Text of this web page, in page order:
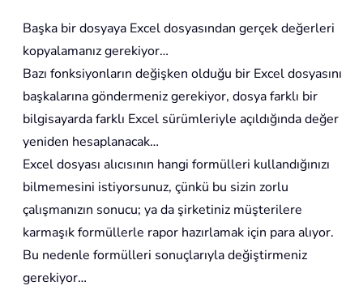
Başka bir dosyaya Excel dosyasından gerçek değerleri
kopyalamanız gerekiyor…
Bazı fonksiyonların değişken olduğu bir Excel dosyasını
başkalarına göndermeniz gerekiyor, dosya farklı bir
bilgisayarda farklı Excel sürümleriyle açıldığında değer
yeniden hesaplanacak…
Excel dosyası alıcısının hangi formülleri kullandığınızı
bilmemesini istiyorsunuz, çünkü bu sizin zorlu
çalışmanızın sonucu; ya da şirketiniz müşterilere
karmaşık formüllerle rapor hazırlamak için para alıyor.
Bu nedenle formülleri sonuçlarıyla değiştirmeniz
gerekiyor…